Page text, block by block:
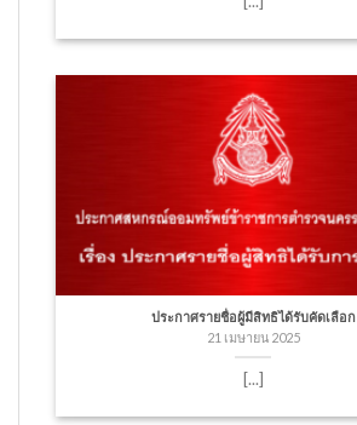
ประกาศรายชื่อผู้มีสิทธิได้รับคัดเลือก
21 เมษายน 2025
[...]